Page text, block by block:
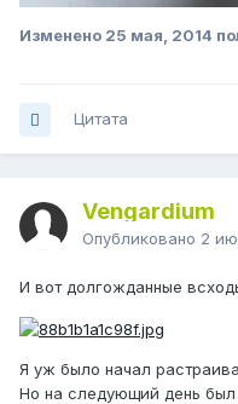
Изменено 25 мая, 2014
Цитата
Vengardium
Опубликовано 2
И вот долгожданные
Я уж было начал
Но на следующий день был